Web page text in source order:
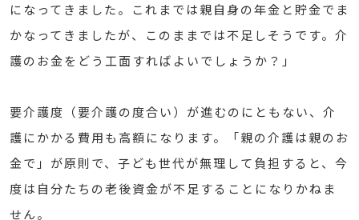
になってきました。これまでは親自身の年金と貯金でま
かなってきましたが、このままでは不足しそうです。介
護のお金をどう工面すればよいでしょうか？」
要介護度（要介護の度合い）が進むのにともない、介
護にかかる費用も高額になります。「親の介護は親のお
金で」が原則で、子ども世代が無理して負担すると、今
度は自分たちの老後資金が不足することになりかねま
せん。